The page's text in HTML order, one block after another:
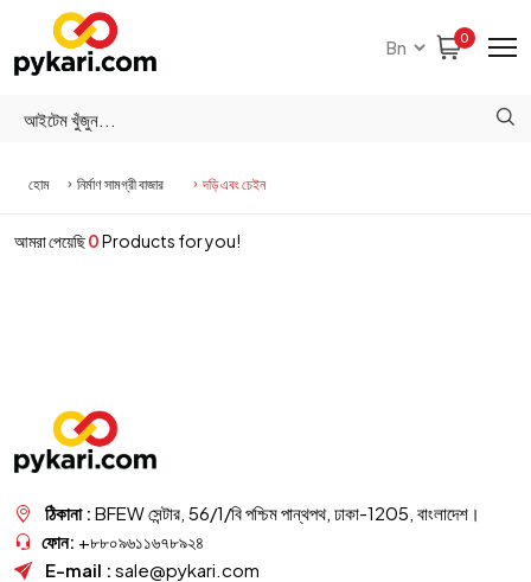
0
হোম নির্মাণ সামগ্রী বাজার দড়ি এবং চেইন
আমরা পেয়েছি0Products for you!
ঠিকানা : BFEW সেন্টার, 56/1/বি পশ্চিম পান্থপথ, ঢাকা-1205, বাংলাদেশ।
ফোন: +৮৮০৯৬১১৬৭৮৯২৪
E-mail : sale@pykari.com